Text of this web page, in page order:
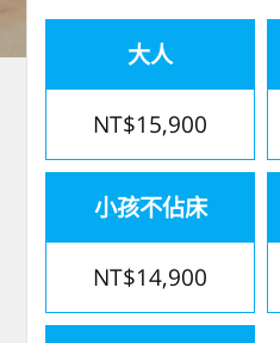
大人
NT$15,900
小孩不佔床
NT$14,900